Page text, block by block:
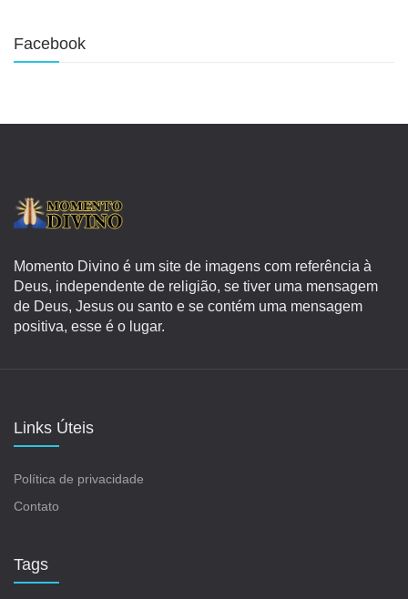
Facebook
Momento Divino é um site de imagens com referência à
Deus, independente de religião, se tiver uma mensagem
de Deus, Jesus ou santo e se contém uma mensagem
positiva, esse é o lugar.
Links Úteis
Política de privacidade
Contato
Tags